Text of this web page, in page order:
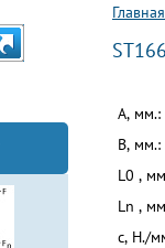
Вы
Главная
A, мм.:
B, мм.:
L0 ,
Ln ,
c, Н./